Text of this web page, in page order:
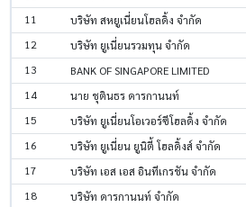
11 บริษัท สหยูเนี่ยนโฮลดิ้ง จำกัด
12 บริษัท ยูเนี่ยนรวมทุน จำกัด
13 BANK OF SINGAPORE LIMITED
14 นาย ชุตินธร ดารกานนท์
15 บริษัท ยูเนี่ยนโอเวอร์ซีโฮลดิ้ง จำกัด
16 บริษัท ยูเนี่ยน ยูนิตี้ โฮลดิ้งส์ จำกัด
17 บริษัท เอส เอส อินทีเกรชัน จำกัด
18 บริษัท ดารกานนท์ จำกัด